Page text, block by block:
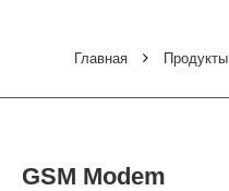
Главная Продукты
GSM Modem